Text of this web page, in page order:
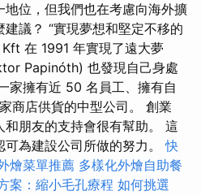
位，但我們也在考慮向海外擴
議？ “實現夢想和堅定不移的
在 1991 年實現了遠大夢
Papinóth) 也發現自己身處
家擁有近 50 名員工、擁有自
商店供貨的中型公司。 創業
朋友的支持會很有幫助。 這
可為建設公司所做的努力。快
燴菜單推薦 多樣化外燴自助餐
案：縮小毛孔療程 如何挑選